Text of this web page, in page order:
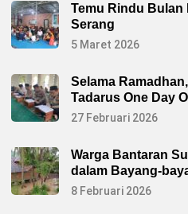
Temu Rindu Bulan
Serang
5 Maret 2026
Selama
Tadarus One Day
27 Februari 2026
Warga Bantaran
dalam Bayang-
8 Februari 2026